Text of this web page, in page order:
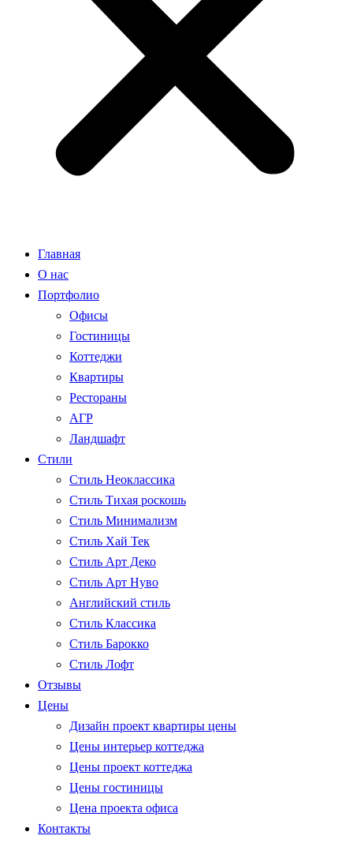
Главная
О нас
Портфолио
Офисы
Гостиницы
Коттеджи
Квартиры
Рестораны
АГР
Ландшафт
Стили
Стиль Неоклассика
Стиль Тихая роскошь
Стиль Минимализм
Стиль Хай Тек
Стиль Арт Деко
Стиль Арт Нуво
Английский стиль
Стиль Классика
Стиль Барокко
Стиль Лофт
Отзывы
Цены
Дизайн проект квартиры цены
Цены интерьер коттеджа
Цены проект коттеджа
Цены гостиницы
Цена проекта офиса
Контакты